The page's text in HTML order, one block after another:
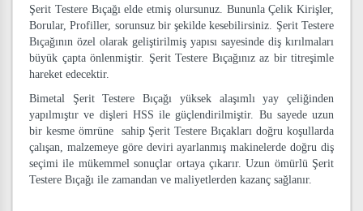
Şerit Testere Bıçağı elde etmiş olursunuz. Bununla Çelik Kirişler,
Borular, Profiller, sorunsuz bir şekilde kesebilirsiniz. Şerit Testere
Bıçağının özel olarak geliştirilmiş yapısı sayesinde diş kırılmaları
büyük çapta önlenmiştir. Şerit Testere Bıçağınız az bir titreşimle
hareket edecektir.
Bimetal Şerit Testere Bıçağı yüksek alaşımlı yay çeliğinden
yapılmıştır ve dişleri HSS ile güçlendirilmiştir. Bu sayede uzun
bir kesme ömrüne sahip Şerit Testere Bıçakları doğru koşullarda
çalışan, malzemeye göre deviri ayarlanmış makinelerde doğru diş
seçimi ile mükemmel sonuçlar ortaya çıkarır. Uzun ömürlü Şerit
Testere Bıçağı ile zamandan ve maliyetlerden kazanç sağlanır.